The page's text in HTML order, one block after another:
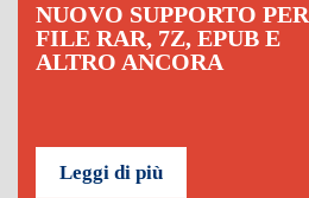
NUOVO SUPPORTO PER
FILE RAR, 7Z, EPUB E
ALTRO ANCORA
Leggi di più